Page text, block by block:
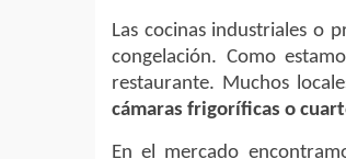
Las cocinas industriales o
congelación. Como
restaurante. Muchos
cámaras frigoríficas o
En el mercado